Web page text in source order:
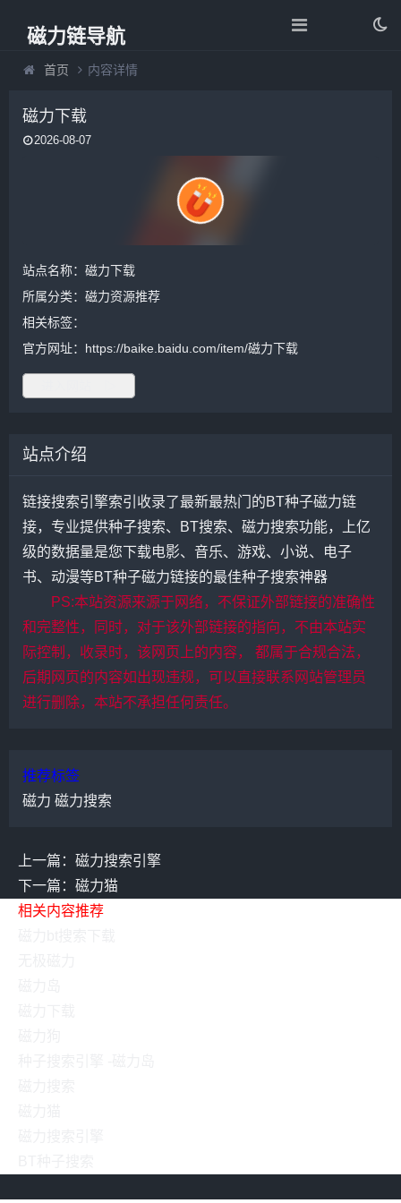
磁力链导航
首页 内容详情
磁力下载
2026-08-07
站点名称：磁力下载
所属分类： 磁力资源推荐
相关标签：
官方网址：https://baike.baidu.com/item/磁力下载
站点介绍
链接搜索引擎索引收录了最新最热门的BT种子磁力链
接，专业提供种子搜索、BT搜索、磁力搜索功能，上亿
级的数据量是您下载电影、音乐、游戏、小说、电子
书、动漫等BT种子磁力链接的最佳种子搜索神器
PS:本站资源来源于网络，不保证外部链接的准确性
和完整性，同时，对于该外部链接的指向，不由本站实
际控制，收录时，该网页上的内容， 都属于合规合法，
后期网页的内容如出现违规，可以直接联系网站管理员
进行删除，本站不承担任何责任。
推荐标签
磁力 磁力搜索
上一篇：磁力搜索引擎
下一篇：磁力猫
相关内容推荐